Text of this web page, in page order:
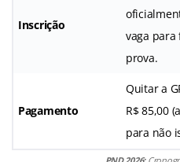
Inscrição
vaga para
prova.
Pagamento
Quitar a
R$ 85,00
para não